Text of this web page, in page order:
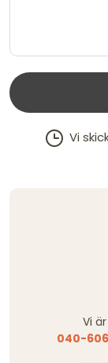
Vi
Vi
040-606